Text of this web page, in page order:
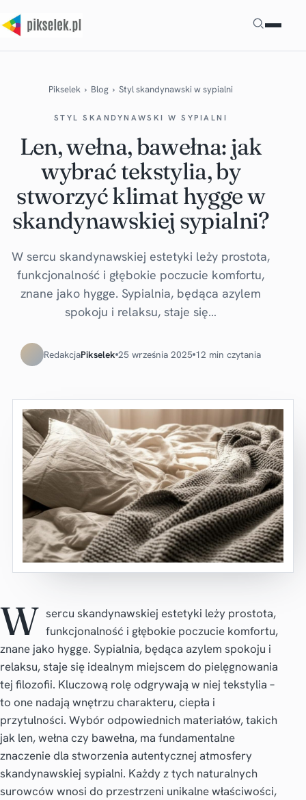
Szukaj
Pikselek › Blog ›Styl skandynawski w sypialni
STYL SKANDYNAWSKI W SYPIALNI
Len, wełna, bawełna: jak
wybrać tekstylia, by
stworzyć klimat hygge w
skandynawskiej sypialni?
W sercu skandynawskiej estetyki leży prostota,
funkcjonalność i głębokie poczucie komfortu,
znane jako hygge. Sypialnia, będąca azylem
spokoju i relaksu, staje się…
RedakcjaPikselek 25 września 2025 12 min czytania
W sercu skandynawskiej estetyki leży prostota,
funkcjonalność i głębokie poczucie komfortu,
znane jako hygge. Sypialnia, będąca azylem spokoju i
relaksu, staje się idealnym miejscem do pielęgnowania
tej filozofii. Kluczową rolę odgrywają w niej tekstylia –
to one nadają wnętrzu charakteru, ciepła i
przytulności. Wybór odpowiednich materiałów, takich
jak len, wełna czy bawełna, ma fundamentalne
znaczenie dla stworzenia autentycznej atmosfery
skandynawskiej sypialni. Każdy z tych naturalnych
surowców wnosi do przestrzeni unikalne właściwości,